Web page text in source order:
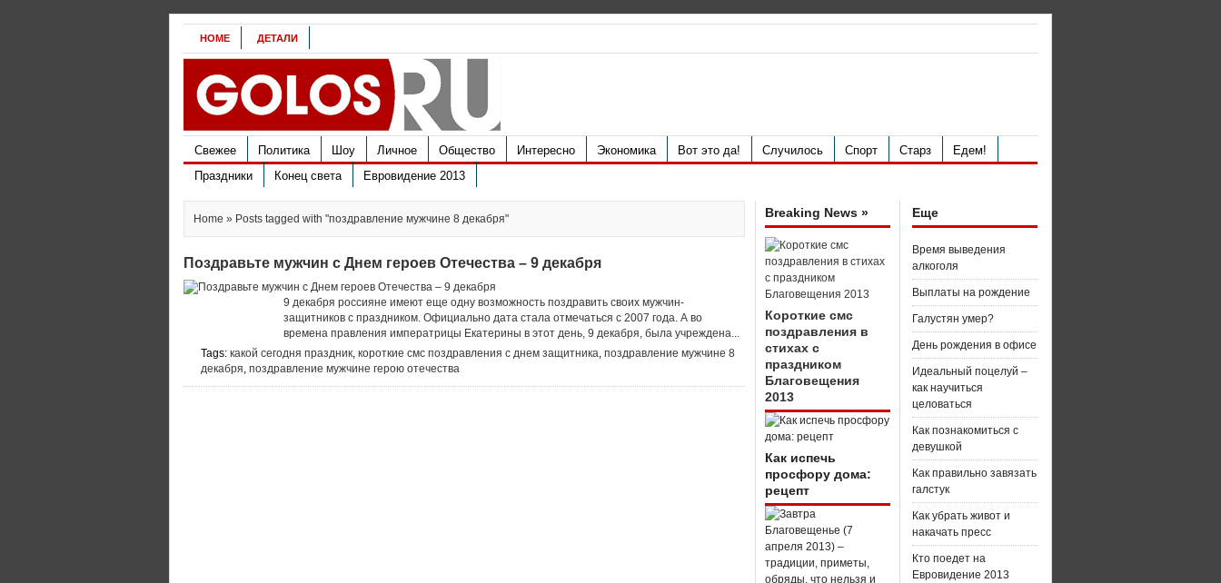
HOME ДЕТАЛИ
Свежее Политика Шоу Личное Общество Интересно Экономика Вот это да! Случилось Спорт Старз
Едем!
Праздники
Конец света Евровидение 2013
Home » Posts tagged with "поздравление мужчине 8 декабря"
Поздравьте мужчин с Днем героев Отечества – 9 декабря
9 декабря россияне имеют еще одну возможность поздравить своих мужчин-
защитников с праздником. Официально дата стала отмечаться с 2007 года. А во
времена правления императрицы Екатерины в этот день, 9 декабря, была учреждена...
Tags: какой сегодня праздник, короткие смс поздравления с днем защитника, поздравление мужчине 8
декабря, поздравление мужчине герою отечества
Breaking News »
Короткие смс
поздравления в
стихах с
праздником
Благовещения
2013
Как испечь
просфору дома:
рецепт
Еще
Время выведения
алкоголя
Выплаты на рождение
Галустян умер?
День рождения в офисе
Идеальный поцелуй –
как научиться
целоваться
Как познакомиться с
девушкой
Как правильно завязать
галстук
Как убрать живот и
накачать пресс
Кто поедет на
Евровидение 2013